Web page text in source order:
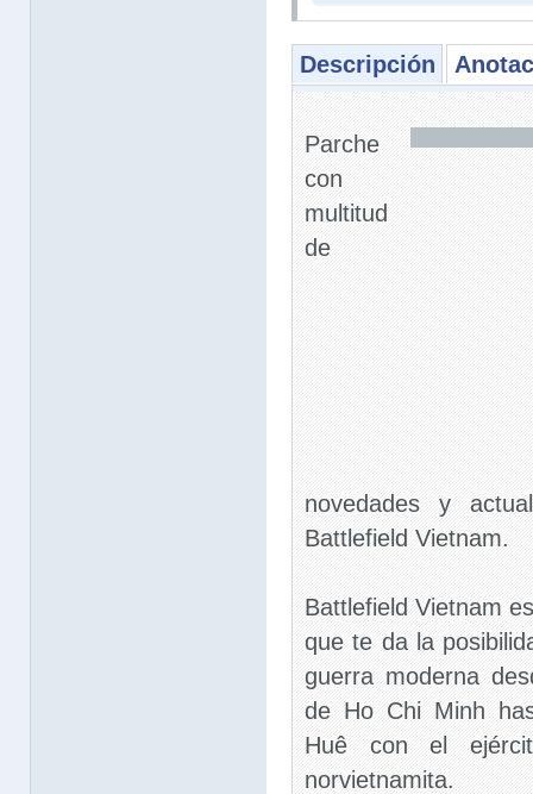
Descripción
Parche
con
multitud
de
novedades y
Battlefield Vietnam.
Battlefield Vietnam
que te da la
guerra moderna
de Ho Chi Minh
Huê con el
norvietnamita.